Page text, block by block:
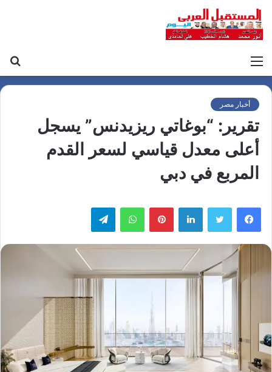
أخبار مصر
تقرير: “بوغاتي ريزيدنس” يسجل
أعلى معدل قياسي لسعر القدم
المربع في دبي
لينكدإن بينتيريست واتساب